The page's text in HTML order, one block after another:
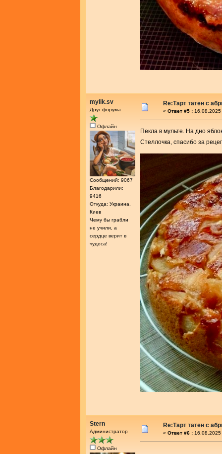
mylik.sv
Друг форума
Офлайн
Сообщений: 9067
Благодарили:
9416
Откуда: Украина,
Киев
Чему бы грабли
не учили, а
сердце верит в
чудеса!
Re:Тарт татен с
« Ответ #5 :
Пекла в мульте. На дно
Стеллочка, спасибо за
Stern
Администратор
Офлайн
Re:Тарт татен с
« Ответ #6 :